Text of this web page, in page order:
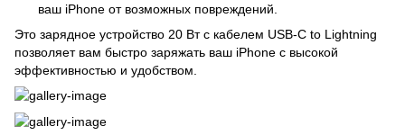
ваш iPhone от возможных повреждений.
Это зарядное устройство 20 Вт с кабелем USB-C to Lightning
позволяет вам быстро заряжать ваш iPhone с высокой
эффективностью и удобством.